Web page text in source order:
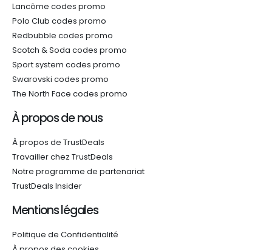
Lancôme codes promo
Polo Club codes promo
Redbubble codes promo
Scotch & Soda codes promo
Sport system codes promo
Swarovski codes promo
The North Face codes promo
À propos de nous
À propos de TrustDeals
Travailler chez TrustDeals
Notre programme de partenariat
TrustDeals Insider
Mentions légales
Politique de Confidentialité